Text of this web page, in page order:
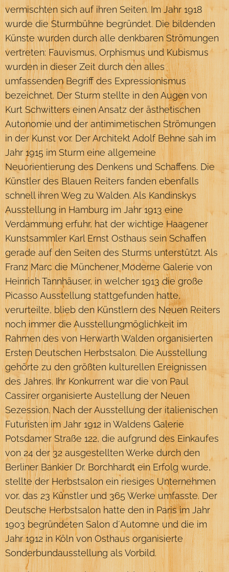
vermischten sich auf ihren Seiten. Im Jahr 1918
wurde die Sturmbühne begründet. Die bildenden
Künste wurden durch alle denkbaren Strömungen
vertreten: Fauvismus, Orphismus und Kubismus
wurden in dieser Zeit durch den alles
umfassenden Begriff des Expressionismus
bezeichnet. Der Sturm stellte in den Augen von
Kurt Schwitters einen Ansatz der ästhetischen
Autonomie und der antimimetischen Strömungen
in der Kunst vor. Der Architekt Adolf Behne sah im
Jahr 1915 im Sturm eine allgemeine
Neuorientierung des Denkens und Schaffens. Die
Künstler des Blauen Reiters fanden ebenfalls
schnell ihren Weg zu Walden. Als Kandinskys
Ausstellung in Hamburg im Jahr 1913 eine
Verdammung erfuhr, hat der wichtige Haagener
Kunstsammler Karl Ernst Osthaus sein Schaffen
gerade auf den Seiten des Sturms unterstützt. Als
Franz Marc die Münchener Moderne Galerie von
Heinrich Tannhäuser, in welcher 1913 die große
Picasso Ausstellung stattgefunden hatte,
verurteilte, blieb den Künstlern des Neuen Reiters
noch immer die Ausstellungmöglichkeit im
Rahmen des von Herwarth Walden organisierten
Ersten Deutschen Herbstsalon. Die Ausstellung
gehörte zu den größten kulturellen Ereignissen
des Jahres. Ihr Konkurrent war die von Paul
Cassirer organisierte Austellung der Neuen
Sezession. Nach der Ausstellung der italienischen
Futuristen im Jahr 1912 in Waldens Galerie
Potsdamer Straße 122, die aufgrund des Einkaufes
von 24 der 32 ausgestellten Werke durch den
Berliner Bankier Dr. Borchhardt ein Erfolg wurde,
stellte der Herbstsalon ein riesiges Unternehmen
vor, das 23 Künstler und 365 Werke umfasste. Der
Deutsche Herbstsalon hatte den in Paris im Jahr
1903 begründeten Salon d´Automne und die im
Jahr 1912 in Köln von Osthaus organisierte
Sonderbundausstellung als Vorbild.